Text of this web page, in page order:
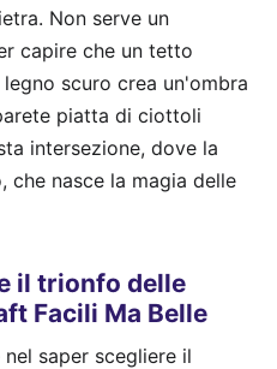
Non serve un
capire che un tetto
scuro crea un'ombra
piatta di ciottoli
intersezione, dove la
nasce la magia delle
il trionfo delle
Facili Ma Belle
saper scegliere il